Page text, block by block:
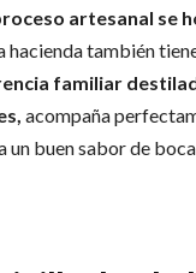
artesanal se
también
familiar
acompaña
un buen sabor de